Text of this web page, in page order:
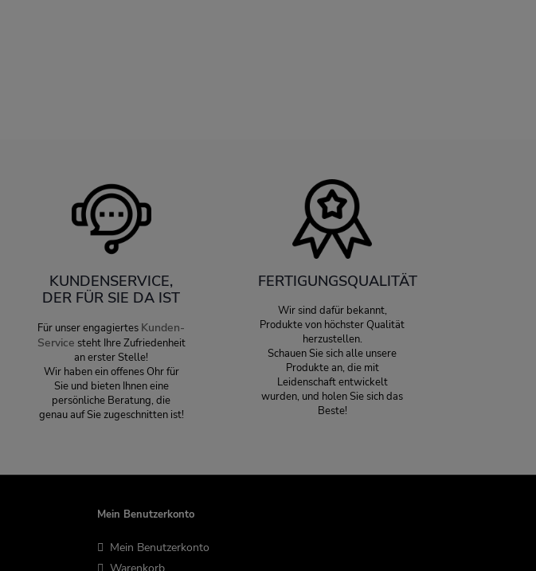
KUNDENSERVICE,
DER FÜR SIE DA IST
Für unser engagiertes Kunden-
Service steht Ihre Zufriedenheit
an erster Stelle!
Wir haben ein offenes Ohr für
Sie und bieten Ihnen eine
persönliche Beratung, die
genau auf Sie zugeschnitten ist!
FERTIGUNGSQUALITÄT
Wir sind dafür bekannt,
Produkte von höchster Qualität
herzustellen.
Schauen Sie sich alle unsere
Produkte an, die mit
Leidenschaft entwickelt
wurden, und holen Sie sich das
Beste!
Mein Benutzerkonto
Mein Benutzerkonto